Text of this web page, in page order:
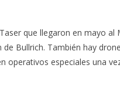
que llegaron en mayo
Bullrich. También hay
operativos especiales una